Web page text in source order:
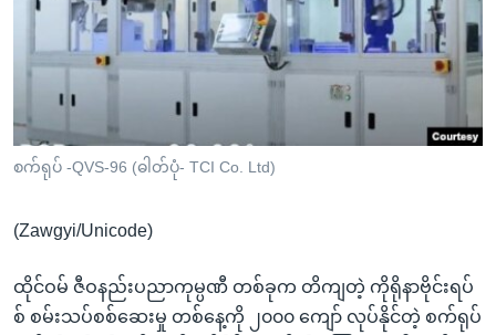
ကျော်
ကြည့်
ရှာဖွေ
နေရာ
သို့
သုတပဒေသာ အင်္ဂလိပ်စာ
Learning English
ဗွီအိုအေ လူမှုကွန်ယက်များ
စက်ရုပ် -QVS-96 (ဓါတ်ပုံ- TCI Co. Ltd)
(Zawgyi/Unicode)
ထိုင်ဝမ် ဇီဝနည်းပညာကုမ္ပဏီ တစ်ခုက တိကျတဲ့ ကိုရိုနာဗိုင်းရပ်
စ် စမ်းသပ်စစ်ဆေးမှု တစ်နေ့ကို ၂၀၀၀ ကျော် လုပ်နိုင်တဲ့ စက်ရုပ်